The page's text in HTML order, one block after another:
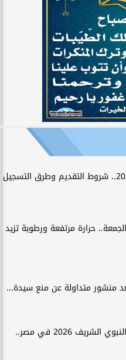
حج القرعة 2027.. شروط التقديم وطرق التسجيل
حرارة مرتفعة ورطوبة تزيد
منشور متداولة عن منع سيدة...
موعد المولد النبوي الشريف 2026 في مصر..